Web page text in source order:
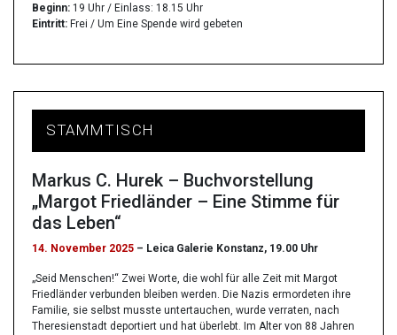
Beginn: 19 Uhr / Einlass: 18.15 Uhr
Eintritt: Frei / Um Eine Spende wird gebeten
STAMMTISCH
Markus C. Hurek – Buchvorstellung
„Margot Friedländer – Eine Stimme für
das Leben“
14. November 2025 – Leica Galerie Konstanz, 19.00 Uhr
„Seid Menschen!“ Zwei Worte, die wohl für alle Zeit mit Margot
Friedländer verbunden bleiben werden. Die Nazis ermordeten ihre
Familie, sie selbst musste untertauchen, wurde verraten, nach
Theresienstadt deportiert und hat überlebt. Im Alter von 88 Jahren